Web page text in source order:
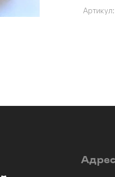
Артикул: